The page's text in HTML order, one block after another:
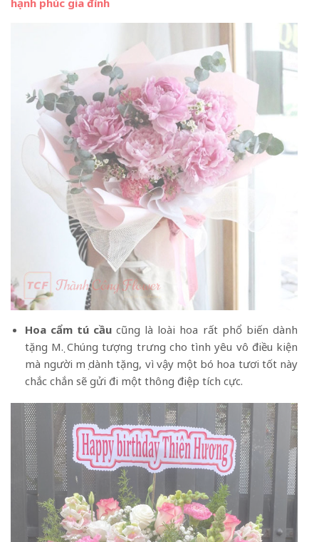
Hoa cẩm tú cầucũng là loài hoa rất phổ biến dành
tặng Mẹ. Chúng tượng trưng cho tình yêu vô điều kiện
mà người mẹ dành tặng, vì vậy một bó hoa tươi tốt này
chắc chắn sẽ gửi đi một thông điệp tích cực.